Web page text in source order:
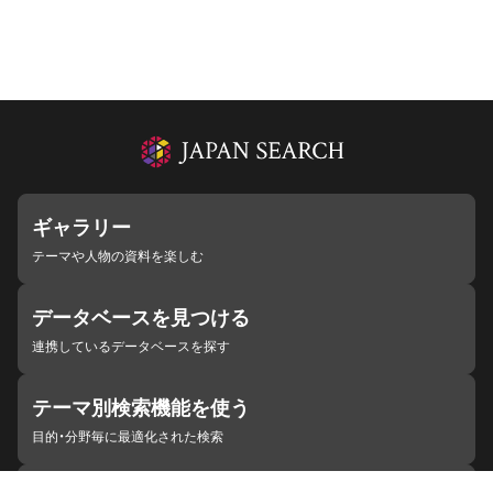
ギャラリー
テーマや人物の資料を楽しむ
データベースを見つける
連携しているデータベースを探す
テーマ別検索機能を使う
目的・分野毎に最適化された検索